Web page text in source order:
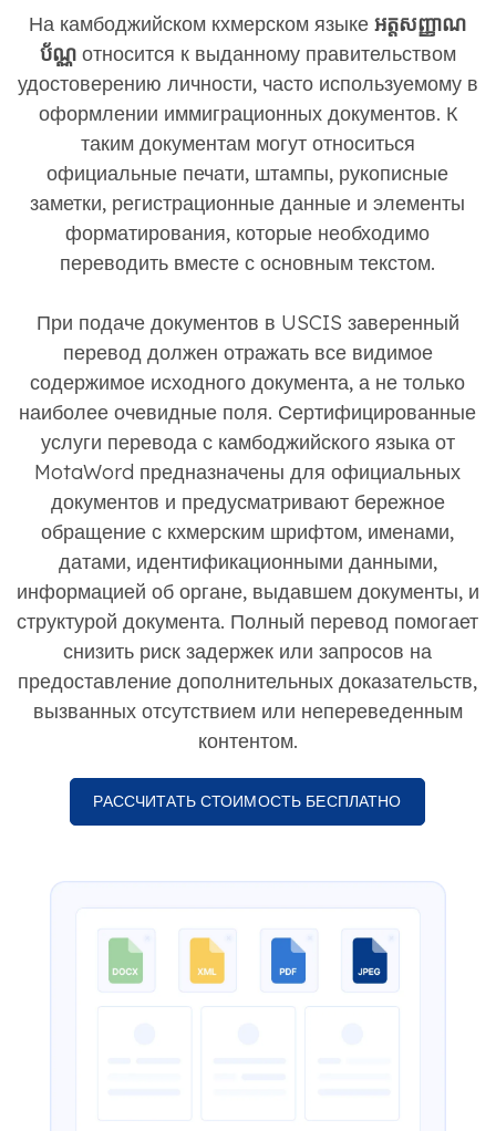
На камбоджийском кхмерском языке អត្តសញ្ញាណ
ប័ណ្ណотносится к выданному правительством
удостоверению личности, часто используемому в
оформлении иммиграционных документов. К
таким документам могут относиться
официальные печати, штампы, рукописные
заметки, регистрационные данные и элементы
форматирования, которые необходимо
переводить вместе с основным текстом.
При подаче документов в USCIS заверенный
перевод должен отражать все видимое
содержимое исходного документа, а не только
наиболее очевидные поля. Сертифицированные
услуги перевода с камбоджийского языка от
MotaWord предназначены для официальных
документов и предусматривают бережное
обращение с кхмерским шрифтом, именами,
датами, идентификационными данными,
информацией об органе, выдавшем документы, и
структурой документа. Полный перевод помогает
снизить риск задержек или запросов на
предоставление дополнительных доказательств,
вызванных отсутствием или непереведенным
контентом.
РАССЧИТАТЬ СТОИМОСТЬ БЕСПЛАТНО